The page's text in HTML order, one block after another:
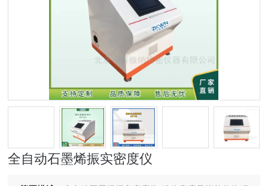
全自动石墨烯振实密度仪